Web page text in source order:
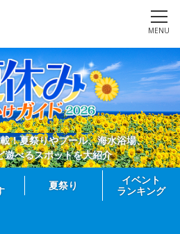
MENU
！夏祭りやプール、海水浴場、
遊べるスポットを大紹介
夏祭り
イベント
ランキング